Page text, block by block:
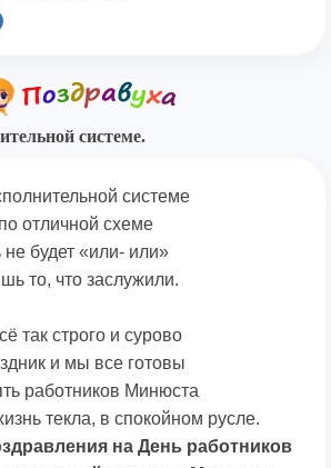
системе.
системе
отличной схеме
будет «или- или»
то, что заслужили.
так строго и сурово
и мы все готовы
работников Минюста
текла, в спокойном русле.
на День работников